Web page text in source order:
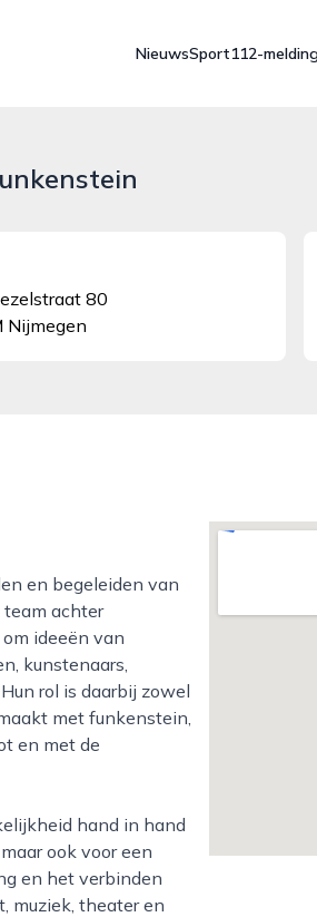
NieuwsSport112-
80
Nijmegen
achter
ideeën van
kunstenaars,
rol is daarbij zowel
met funkenstein,
en met de
ook voor een
en het verbinden
muziek, theater en